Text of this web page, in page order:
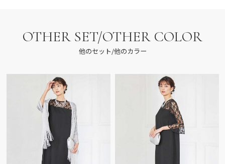
OTHER SET/OTHER COLOR
他のセット/他のカラー